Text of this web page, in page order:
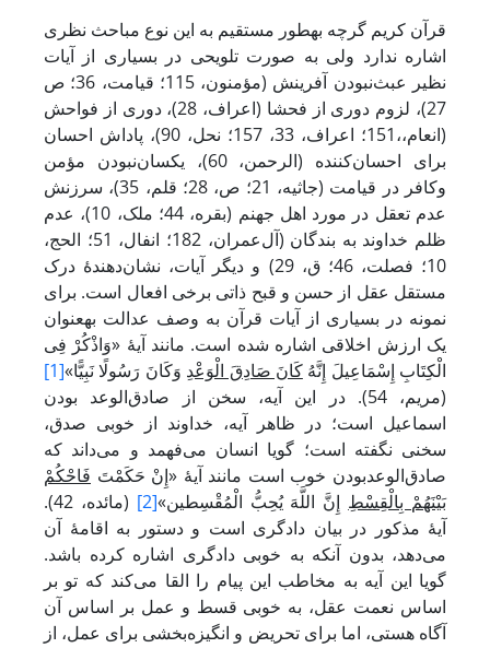
قرآن کریم گرچه به­طور مستقیم به این نوع مباحث نظری
اشاره ندارد ولی به صورت تلویحی در بسیاری از آیات
نظیر عبث‌نبودن آفرینش (مؤمنون، 115؛ قیامت، 36؛ ص
27)، لزوم دوری از فحشا (اعراف، 28)، دوری از فواحش
(انعام،،151؛ اعراف، 33، 157؛ نحل، 90)، پاداش احسان
برای احسان‌کننده (الرحمن، 60)، یکسان‌نبودن مؤمن
وکافر در قیامت (جاثیه، 21؛ ص، 28؛ قلم، 35)، سرزنش
عدم تعقل در مورد اهل جهنم (بقره، 44؛ ملک، 10)، عدم
ظلم خداوند به بندگان (آل‌عمران، 182؛ انفال، 51؛ الحج،
10؛ فصلت، 46؛ ق، 29) و دیگر آیات، نشان‌دهندۀ درک
مستقل عقل از حسن و قبح ذاتی برخی افعال است. برای
نمونه در بسیاری از آیات قرآن به وصف عدالت به­عنوان
یک ارزش اخلاقی اشاره شده است. مانند آیۀ «وَاذْکُرْ فِی
الْکِتَابِ إِسْمَاعِیلَ إِنَّهُکَانَ صَادِقَ الْوَعْدِ وَکَانَ رَسُولًا نَبِیًّا»[1]
(مریم، 54). در این آیه، سخن از صادق‌الوعد بودن
اسماعیل است؛ در ظاهر آیه، خداوند از خوبی صدق،
سخنی نگفته است؛ گویا انسان می‌فهمد و می‌داند که
صادق‌الوعدبودن خوب است مانند آیۀ «إِنْ حَکَمْتَ فَاحْکُمْ
بَیْنَهُمْ بِالْقِسْطِ إِنَّ اللَّهَ یُحِبُّ الْمُقْسِطین»[2]
(مائده، 42).
آیۀ مذکور در بیان دادگری است و دستور به اقامۀ آن
می‌دهد، بدون آنکه به خوبی دادگری اشاره کرده باشد.
گویا این آیه به مخاطب این پیام را القا می‌کند که تو بر
اساس نعمت عقل، به خوبی قسط و عمل بر اساس آن
آگاه هستی، اما برای تحریض و انگیزه‌بخشی برای عمل، از